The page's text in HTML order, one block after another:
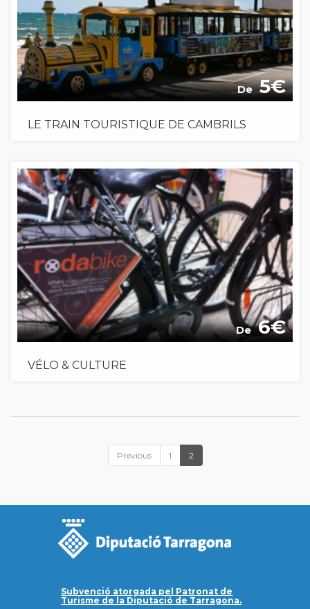
De 5
LE TRAIN TOURISTIQUE DE CAMBRILS
De 6
VÉLO & CULTURE
Previous 1 2
Subvenció atorgada pel Patronat de
Turisme de la Diputació de Tarragona.